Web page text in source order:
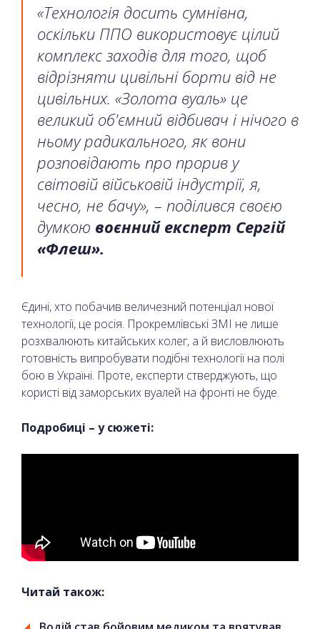
«Технологія досить сумнівна,
оскільки ППО використовує цілий
комплекс заходів для того, щоб
відрізняти цивільні борти від не
цивільних. «Золота вуаль» це
великий об'ємний відбивач і нічого в
ньому радикального, як вони
розповідають про прорив у
світовій військовій індустрії, я,
чесно, не бачу», – поділився своєю
думкою воєнний експерт Сергій
«Флеш».
Єдині, хто побачив величезний потенціал нової
технології, це росія. Прокремлівські ЗМІ не лише
розхвалюють китайських колег, а й висловлюють
готовність випробувати подібні технології на полі
бою в Україні. Проте, експерти стверджують, що
користі від заморських вуалей на фронті не буде.
Подробиці – у сюжеті:
Читай також: